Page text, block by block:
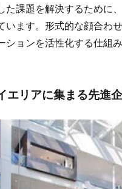
た課題を解決するために
います。形式的な顔合わ
ョンを活性化する仕組み
エリアに集まる先進